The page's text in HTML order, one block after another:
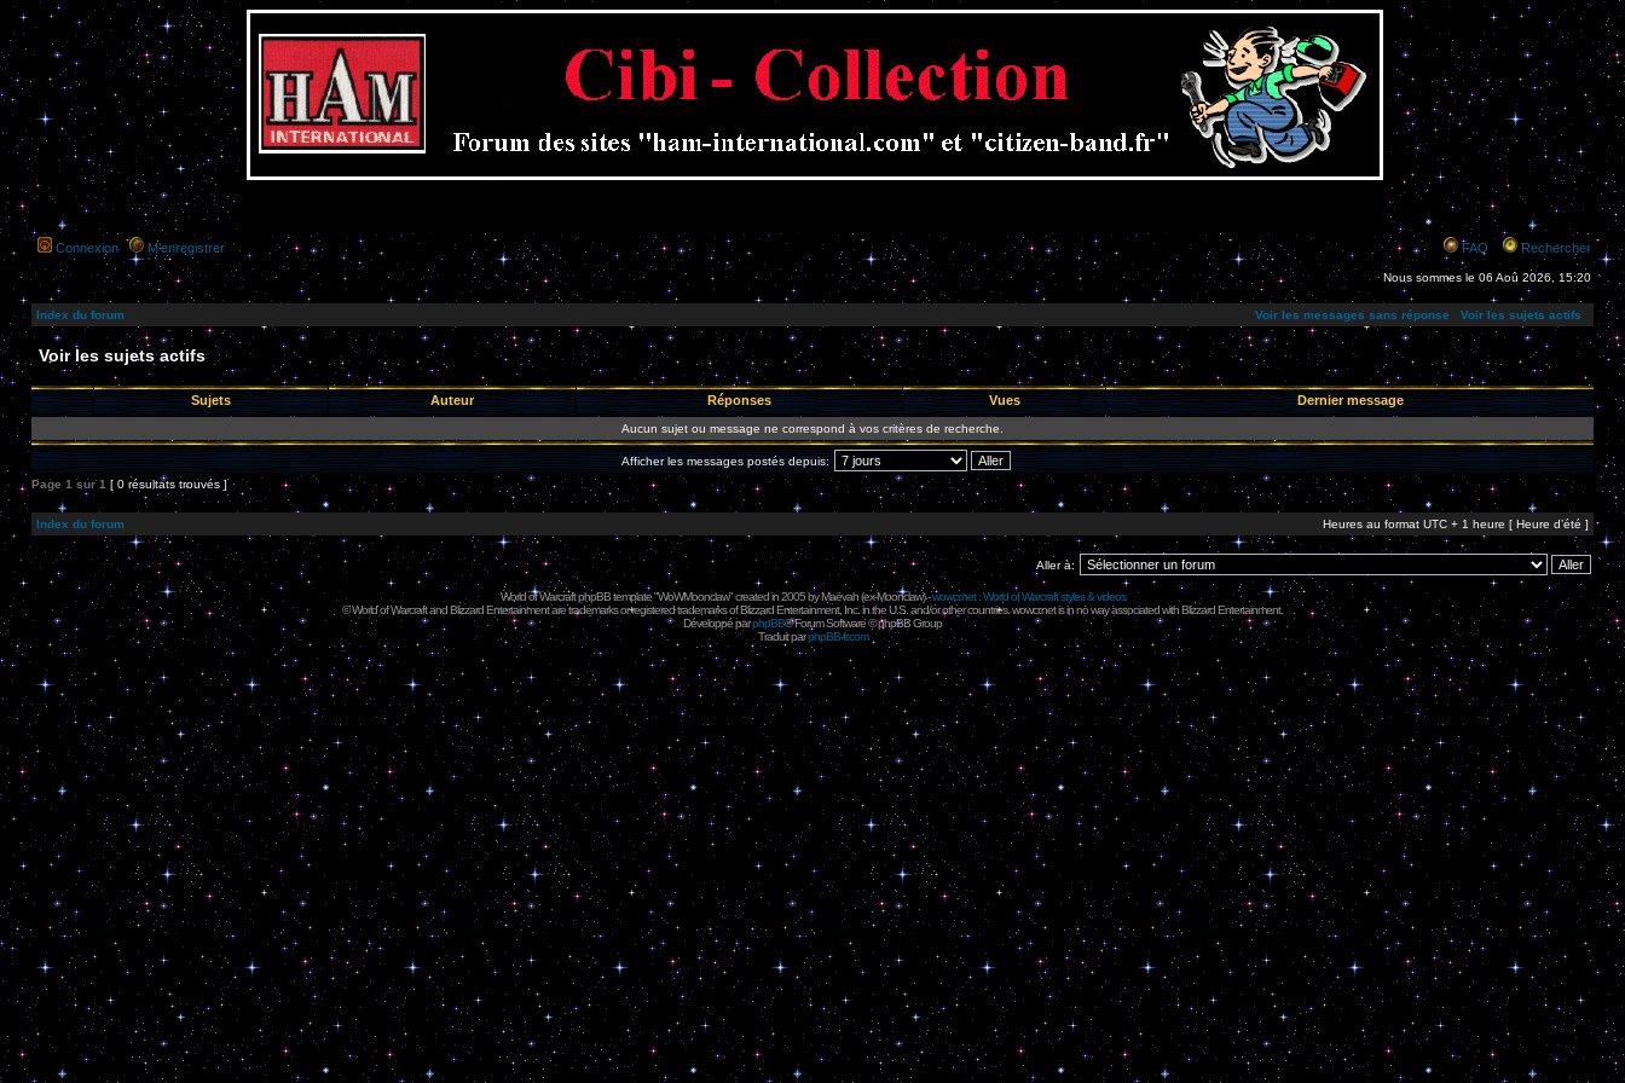
Connexion M’enregistrer FAQ Rechercher
Nous sommes le 06 Aoû 2026, 15:20
Index du forum Voir les messages sans réponse Voir les sujets actifs
Voir les sujets actifs
Sujets Auteur Réponses Vues Dernier message
Aucun sujet ou message ne correspond à vos critères de recherche.
Afficher les messages postés depuis:
Page 1 sur1 [ 0 résultats trouvés ]
Index du forum Heures au format UTC + 1 heure [ Heure d’été ]
Aller à:
World of Warcraft phpBB template "WoWMoonclaw" created in 2005 byMaëvah(ex-Moonclaw) -wowcr.net : World of Warcraft styles & videos
©World of Warcraft and Blizzard Entertainment are trademarks or registered trademarks of Blizzard Entertainment, Inc. in the U.S. and/or other countries. wowcr.net is in no way associated with Blizzard Entertainment.
Développé parphpBB® Forum Software © phpBB Group
Traduit parphpBB-fr.com